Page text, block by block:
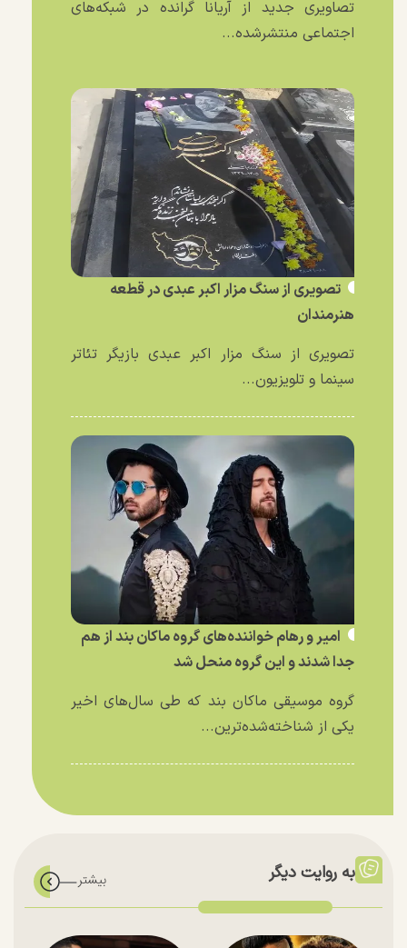
تصاویری جدید از آریانا گرانده در شبکه‌های
اجتماعی منتشرشده...
تصویری از سنگ مزار اکبر عبدی در قطعه
هنرمندان
تصویری از سنگ مزار اکبر عبدی بازیگر تئاتر
سینما و تلویزیون...
امیر و رهام خواننده‌های گروه ماکان بند از هم
جدا شدند و این گروه منحل شد
گروه موسیقی ماکان بند که طی سال‌های اخیر
یکی از شناخته‌شده‌ترین...
به روایت دیگر